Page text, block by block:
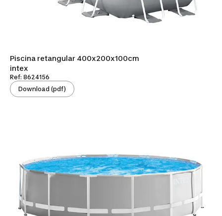
Piscina retangular 400x200x100cm
intex
Ref: 8624156
Download (pdf)